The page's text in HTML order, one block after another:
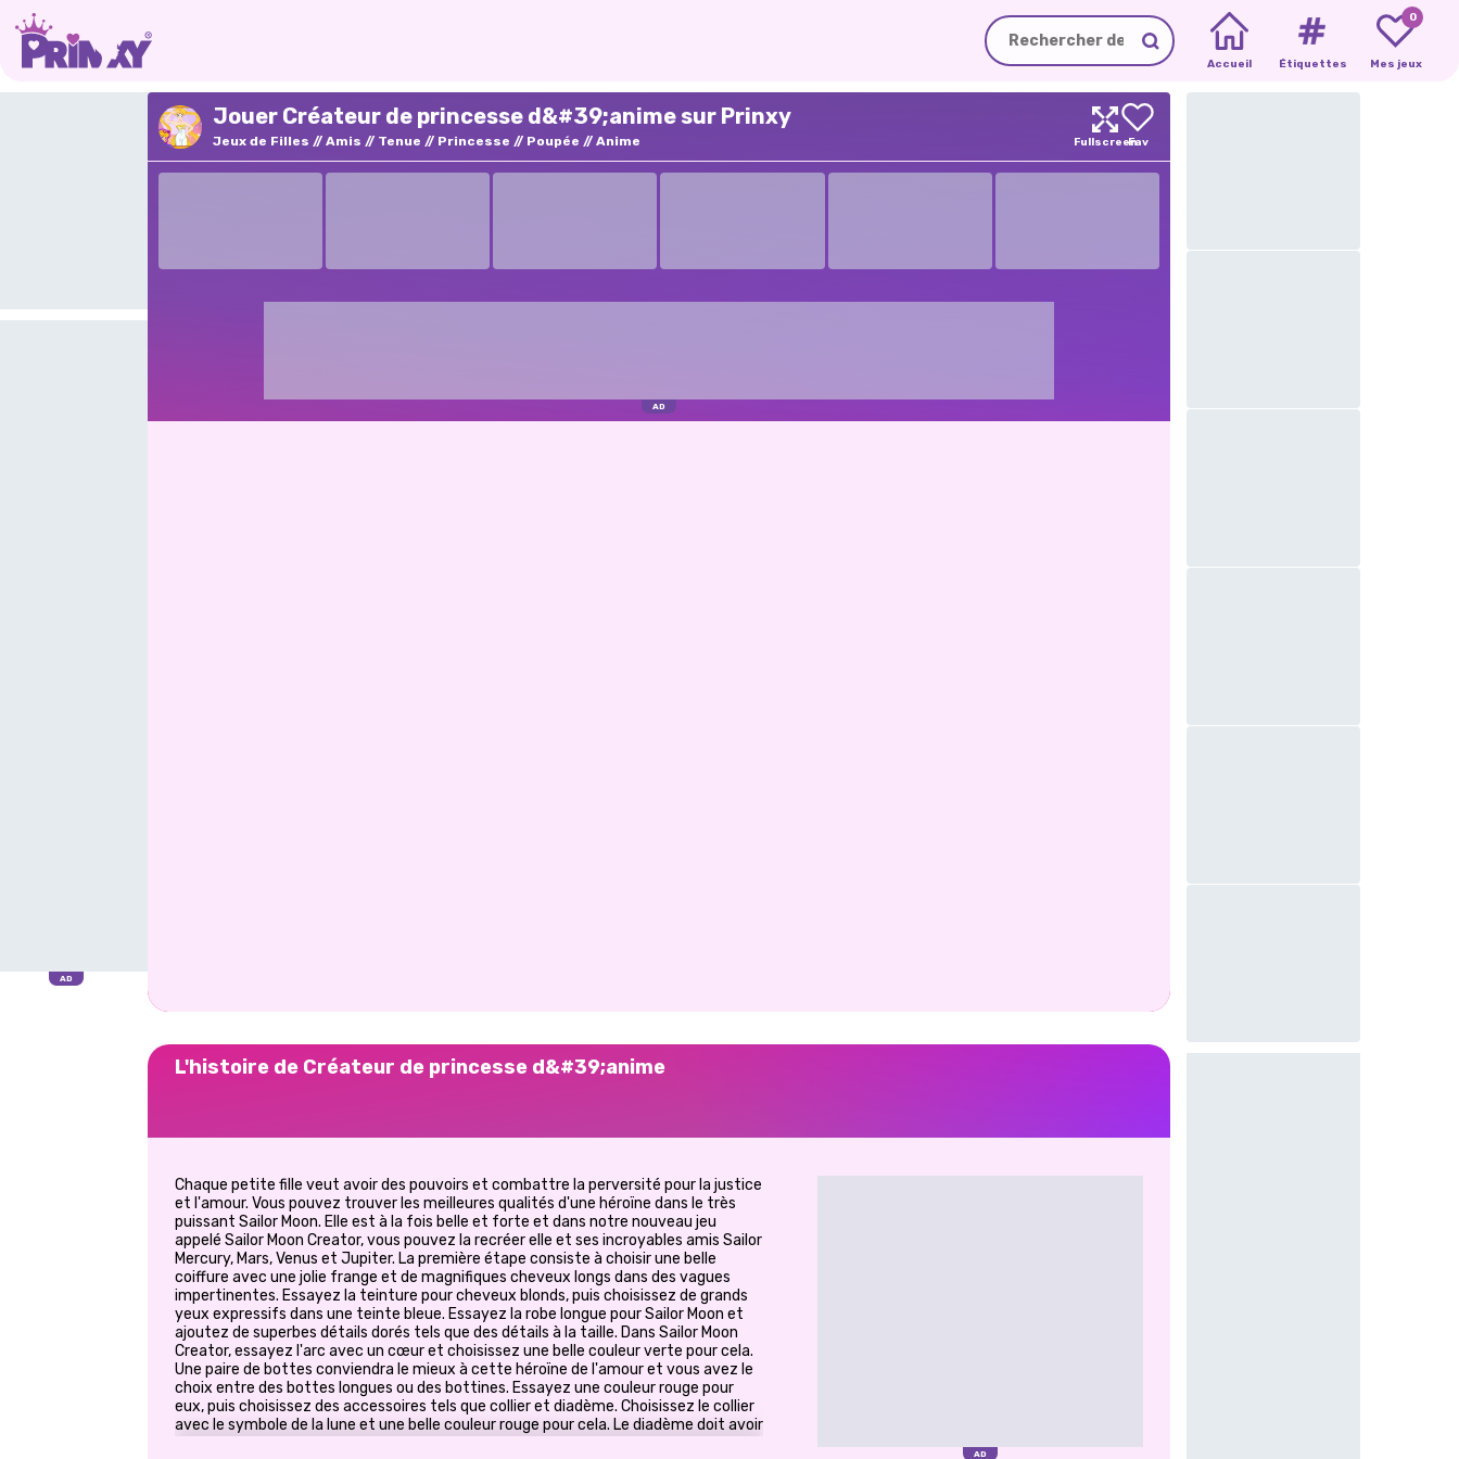
Accueil Étiquettes
0
Mes jeux
Jouer Créateur de princesse d&#39;anime sur Prinxy
Jeux de Filles Amis Tenue Princesse Poupée Anime
L'histoire de Créateur de princesse d&#39;anime
Chaque petite fille veut avoir des pouvoirs et combattre la perversité pour la justice
et l'amour. Vous pouvez trouver les meilleures qualités d'une héroïne dans le très
puissant Sailor Moon. Elle est à la fois belle et forte et dans notre nouveau jeu
appelé Sailor Moon Creator, vous pouvez la recréer elle et ses incroyables amis Sailor
Mercury, Mars, Venus et Jupiter. La première étape consiste à choisir une belle
coiffure avec une jolie frange et de magnifiques cheveux longs dans des vagues
impertinentes. Essayez la teinture pour cheveux blonds, puis choisissez de grands
yeux expressifs dans une teinte bleue. Essayez la robe longue pour Sailor Moon et
ajoutez de superbes détails dorés tels que des détails à la taille. Dans Sailor Moon
Creator, essayez l'arc avec un cœur et choisissez une belle couleur verte pour cela.
Une paire de bottes conviendra le mieux à cette héroïne de l'amour et vous avez le
choix entre des bottes longues ou des bottines. Essayez une couleur rouge pour
eux, puis choisissez des accessoires tels que collier et diadème. Choisissez le collier
avec le symbole de la lune et une belle couleur rouge pour cela. Le diadème doit avoir